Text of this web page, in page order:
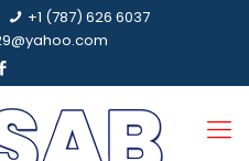
+1 (787) 626 6037